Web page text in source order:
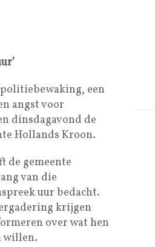
een
angst voor
dinsdagavond de
Hollands Kroon.
de gemeente
van die
uur bedacht.
krijgen
over wat hen
willen.